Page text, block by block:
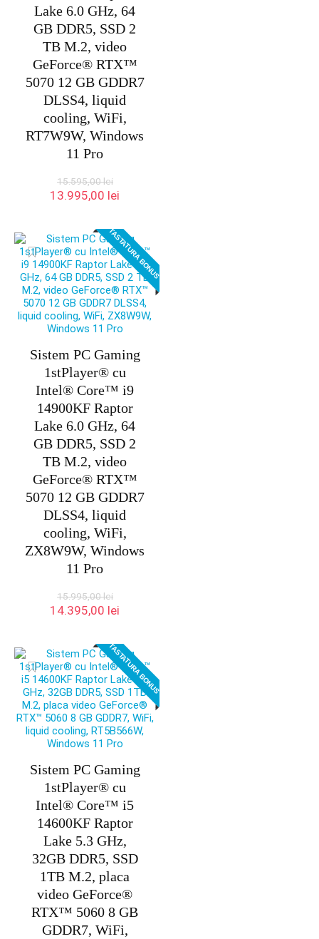
Lake 6.0 GHz, 64
GB DDR5, SSD 2
TB M.2, video
GeForce® RTX™
5070 12 GB GDDR7
DLSS4, liquid
cooling, WiFi,
RT7W9W, Windows
11 Pro
15.595,00lei
Prețul
fost:
15.595,00 lei.
13.995,00 lei
13.995,00 lei.
TASTATURA BONUS
Sistem PC Gaming
1stPlayer® cu
Intel® Core™ i9
14900KF Raptor
Lake 6.0 GHz, 64
GB DDR5, SSD 2
TB M.2, video
GeForce® RTX™
5070 12 GB GDDR7
DLSS4, liquid
cooling, WiFi,
ZX8W9W, Windows
11 Pro
15.995,00lei
Prețul
fost:
15.995,00 lei.
14.395,00 lei
14.395,00 lei.
TASTATURA BONUS
Sistem PC Gaming
1stPlayer® cu
Intel® Core™ i5
14600KF Raptor
Lake 5.3 GHz,
32GB DDR5, SSD
1TB M.2, placa
video GeForce®
RTX™ 5060 8 GB
GDDR7, WiFi,